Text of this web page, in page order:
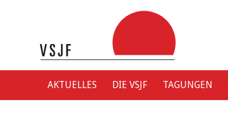
AKTUELLES DIE VSJF TAGUNGEN